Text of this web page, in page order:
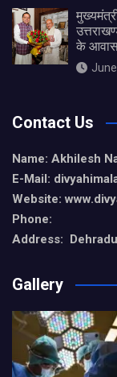
के आवास
Contact Us
Name: Akhilesh
E-Mail:
Website:
Phone:
Address:
Gallery